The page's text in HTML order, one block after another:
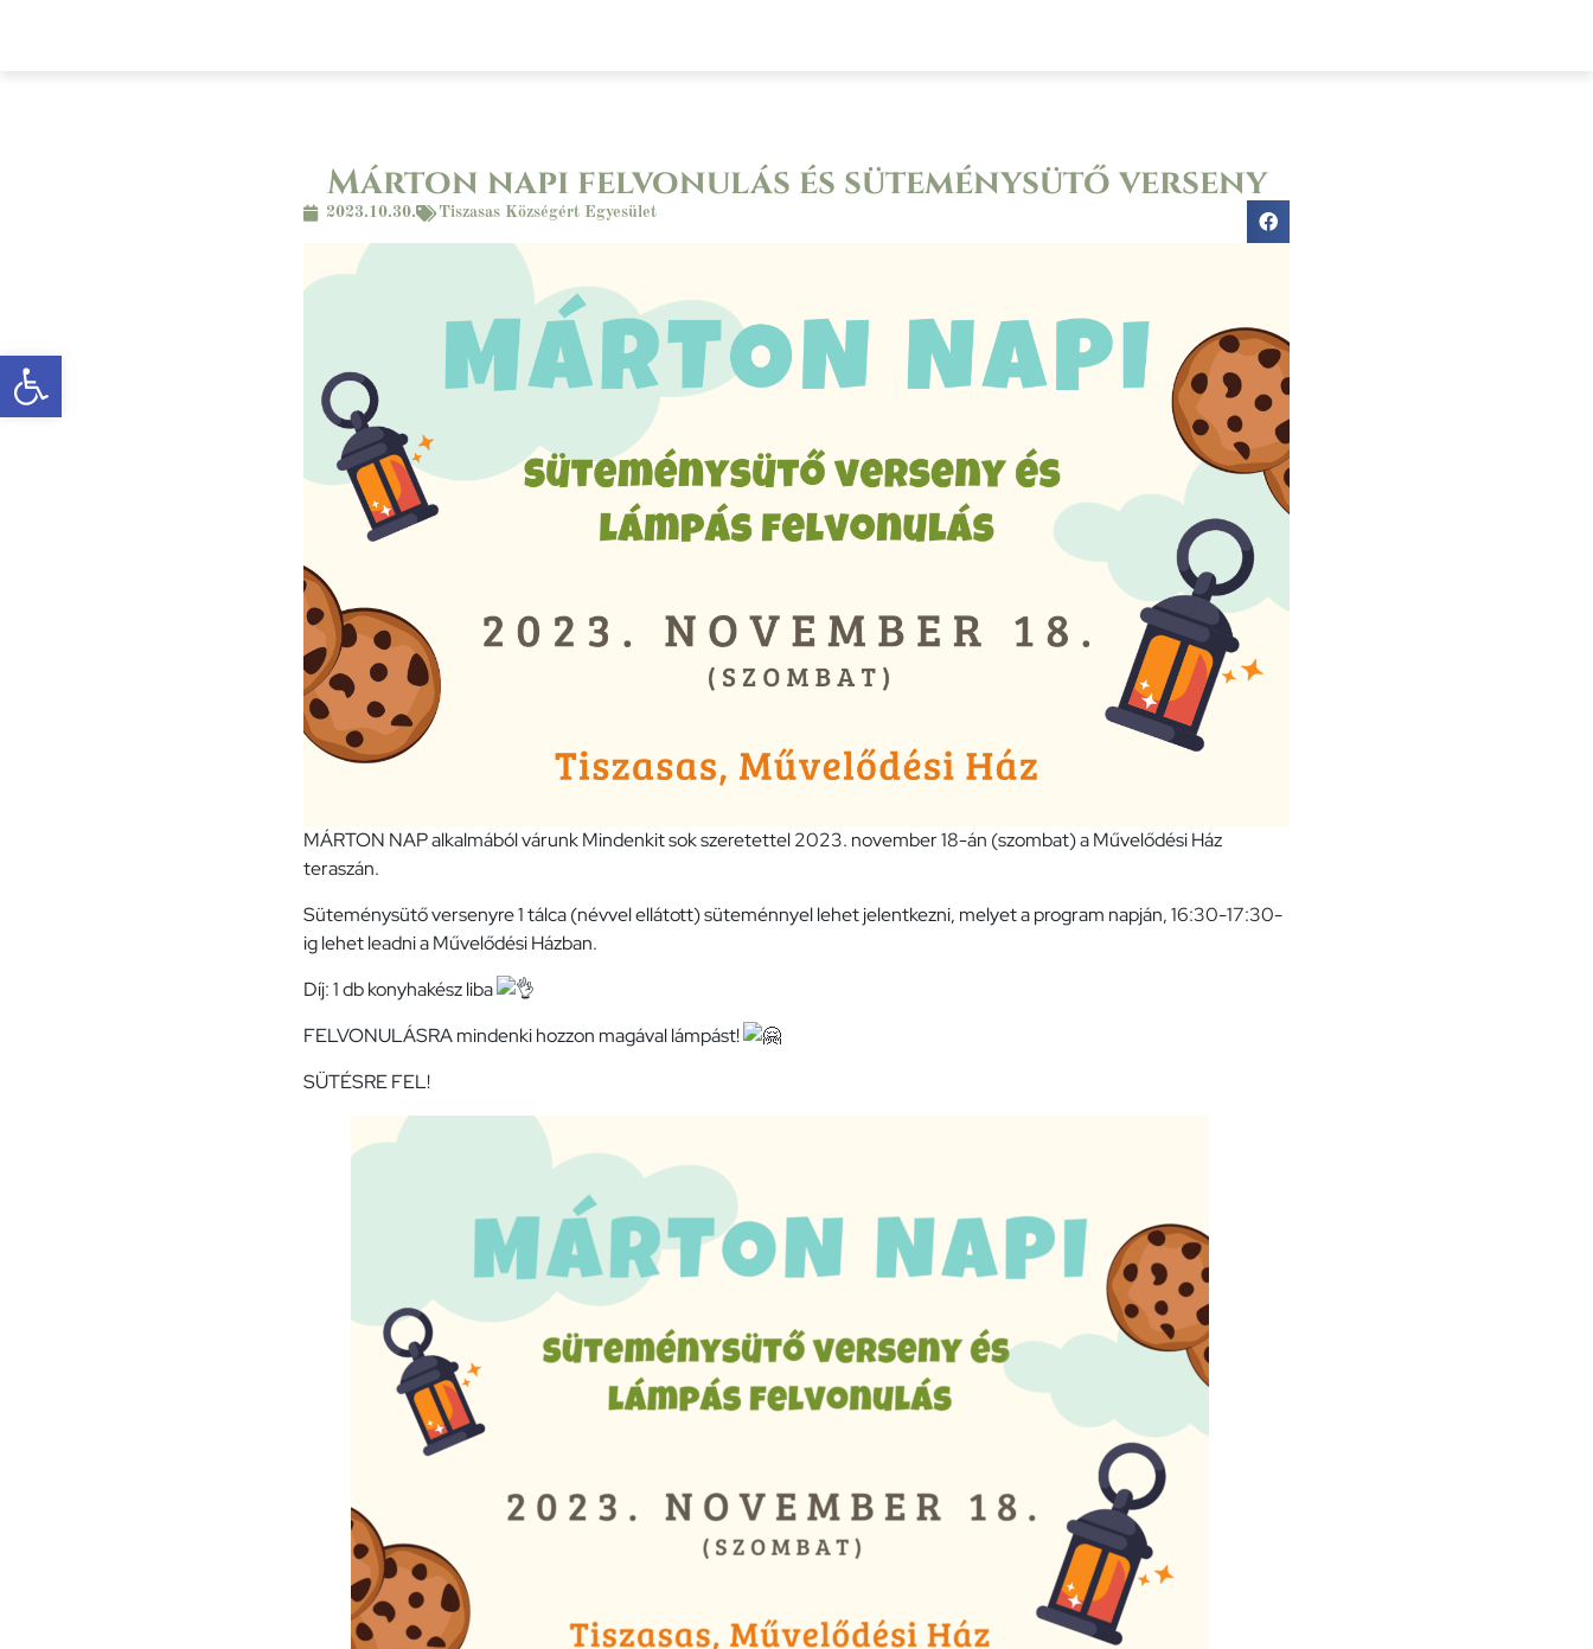
Eszköztár megnyitása
Márton napi felvonulás és süteménysütő verseny
2023.10.30. Tiszasas Községért Egyesület
MÁRTON NAP alkalmából várunk Mindenkit sok szeretettel 2023. november 18-án (szombat) a Művelődési Ház
teraszán.
Süteménysütő versenyre 1 tálca (névvel ellátott) süteménnyel lehet jelentkezni, melyet a program napján, 16:30-17:30-
ig lehet leadni a Művelődési Házban.
Díj: 1 db konyhakész liba
FELVONULÁSRA mindenki hozzon magával lámpást!
SÜTÉSRE FEL!